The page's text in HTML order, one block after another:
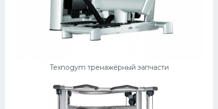
Texnogym тренажёрный запчасти